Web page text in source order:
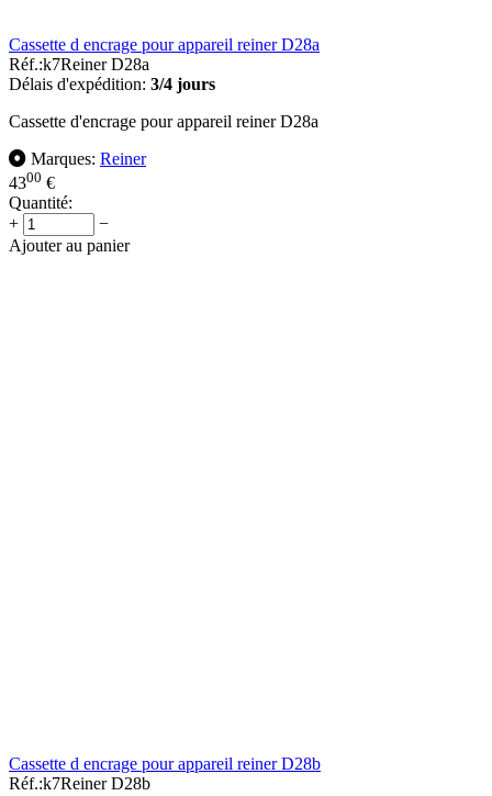
Cassette d encrage pour appareil reiner D28a
Réf.:k7Reiner D28a
Délais d'expédition: 3/4 jours
Cassette d'encrage pour appareil reiner D28a
Marques: Reiner
4300 €
Quantité:
+
−
Ajouter au panier
Cassette d encrage pour appareil reiner D28b
Réf.:k7Reiner D28b